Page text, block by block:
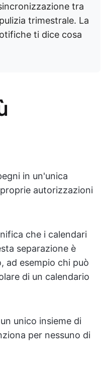
tra
trimestrale. La
ti dice cosa
in un'unica
autorizzazioni
che i calendari
separazione è
ad esempio chi può
di un calendario
unico insieme di
per nessuno di